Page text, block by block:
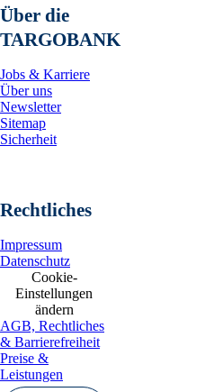
Über die
TARGOBANK
Jobs & Karriere
Über uns
Newsletter
Sitemap
Sicherheit
Rechtliches
Impressum
Datenschutz
Cookie-
Einstellungen
ändern
AGB, Rechtliches
& Barrierefreiheit
Preise &
Leistungen